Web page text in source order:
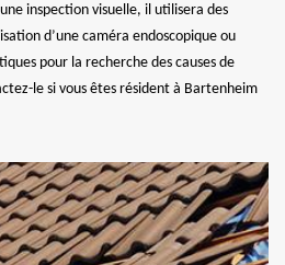
inspection visuelle, il utilisera des
d’une caméra endoscopique ou
pour la recherche des causes de
le si vous êtes résident à Bartenheim